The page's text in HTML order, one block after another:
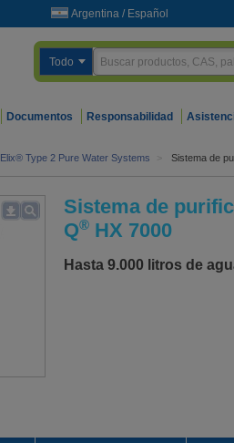
Argentina / Español
Todo
Documentos Responsabilidad
Elix® Type 2 Pure Water Systems > Sistema de
Sistema de
Q® HX 7000
Hasta 9.000 litros de